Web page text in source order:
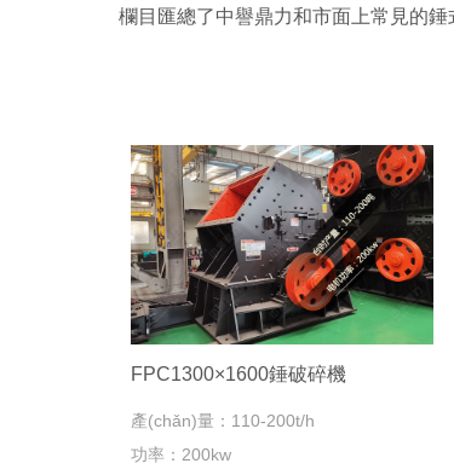
欄目匯總了中譽鼎力和市面上常見的錘
FPC1300×1600錘破碎機
產(chǎn)量：110-200t/h
功率：200kw